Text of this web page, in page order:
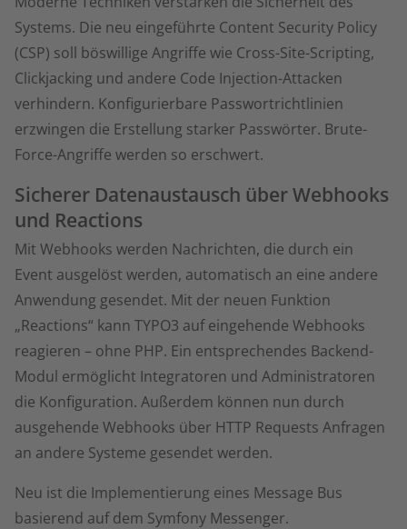
Systems. Die neu eingeführte Content Security Policy
(CSP) soll böswillige Angriffe wie Cross-Site-Scripting,
Clickjacking und andere Code Injection-Attacken
verhindern. Konfigurierbare Passwortrichtlinien
erzwingen die Erstellung starker Passwörter. Brute-
Force-Angriffe werden so erschwert.
Sicherer Datenaustausch über Webhooks
und Reactions
Mit Webhooks werden Nachrichten, die durch ein
Event ausgelöst werden, automatisch an eine andere
Anwendung gesendet. Mit der neuen Funktion
„Reactions“ kann TYPO3 auf eingehende Webhooks
reagieren – ohne PHP. Ein entsprechendes Backend-
Modul ermöglicht Integratoren und Administratoren
die Konfiguration. Außerdem können nun durch
ausgehende Webhooks über HTTP Requests Anfragen
an andere Systeme gesendet werden.
Neu ist die Implementierung eines Message Bus
basierend auf dem Symfony Messenger.